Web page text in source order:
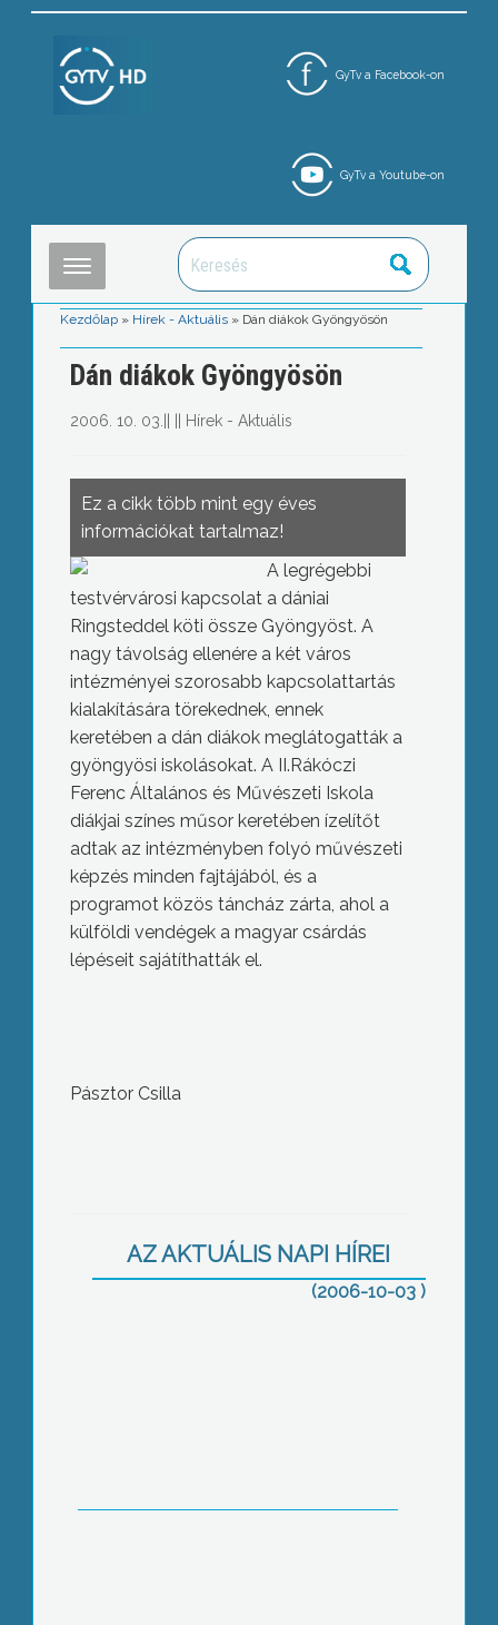
GyTv a Facebook-on
GyTv a Youtube-on
Kezdőlap » Hírek - Aktuális » Dán diákok Gyöngyösön
Dán diákok Gyöngyösön
2006. 10. 03. Hírek - Aktuális
Ez a cikk több mint egy éves
információkat tartalmaz!
A legrégebbi
testvérvárosi kapcsolat a dániai
Ringsteddel köti össze Gyöngyöst. A
nagy távolság ellenére a két város
intézményei szorosabb kapcsolattartás
kialakítására törekednek, ennek
keretében a dán diákok meglátogatták a
gyöngyösi iskolásokat. A II.Rákóczi
Ferenc Általános és Művészeti Iskola
diákjai színes műsor keretében ízelítőt
adtak az intézményben folyó művészeti
képzés minden fajtájából, és a
programot közös táncház zárta, ahol a
külföldi vendégek a magyar csárdás
lépéseit sajátíthatták el.
Pásztor Csilla
AZ AKTUÁLIS NAPI HÍREI
(2006-10-03 )
Jazzkoncert Gyöngyösön a Szalay-
trióval